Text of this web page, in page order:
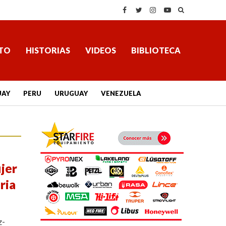
HISTORIAS VIDEOS BIBLIOTECA
PERU URUGUAY VENEZUELA